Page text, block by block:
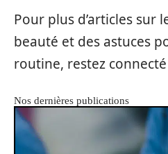
Pour plus d’articles sur
beauté et des astuces
routine, restez
Nos dernières publications